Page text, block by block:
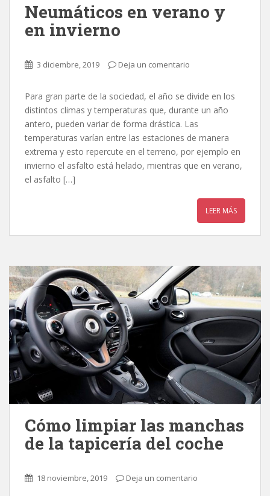
Neumáticos en verano y
en invierno
3 diciembre, 2019 Deja un comentario
Para gran parte de la sociedad, el año se divide en los
distintos climas y temperaturas que, durante un año
antero, pueden variar de forma drástica. Las
temperaturas varían entre las estaciones de manera
extrema y esto repercute en el terreno, por ejemplo en
invierno el asfalto está helado, mientras que en verano,
el asfalto […]
LEER MÁS
Cómo limpiar las manchas
de la tapicería del coche
18 noviembre, 2019 Deja un comentario